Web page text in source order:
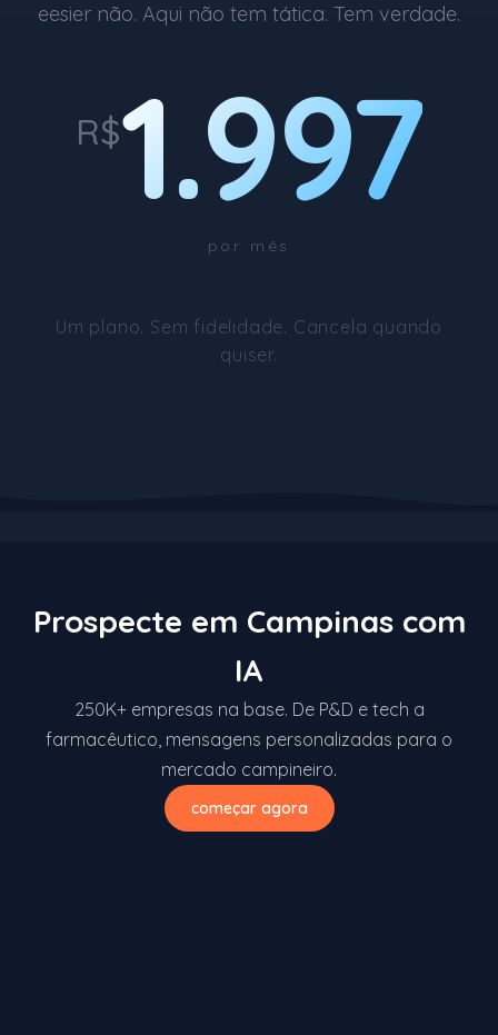
eesier não. Aqui não tem tática. Tem verdade.
R$1.997
por mês
Um plano. Sem fidelidade. Cancela quando
quiser.
Prospecte em Campinas com
IA
250K+ empresas na base. De P&D e tech a
farmacêutico, mensagens personalizadas para o
mercado campineiro.
começar agora